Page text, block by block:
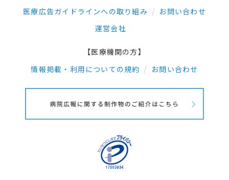
医療広告ガイドラインへの取り組み
お問い合わせ
運営会社
【医療機関の方】
情報掲載・利用についての規約
お問い合わせ